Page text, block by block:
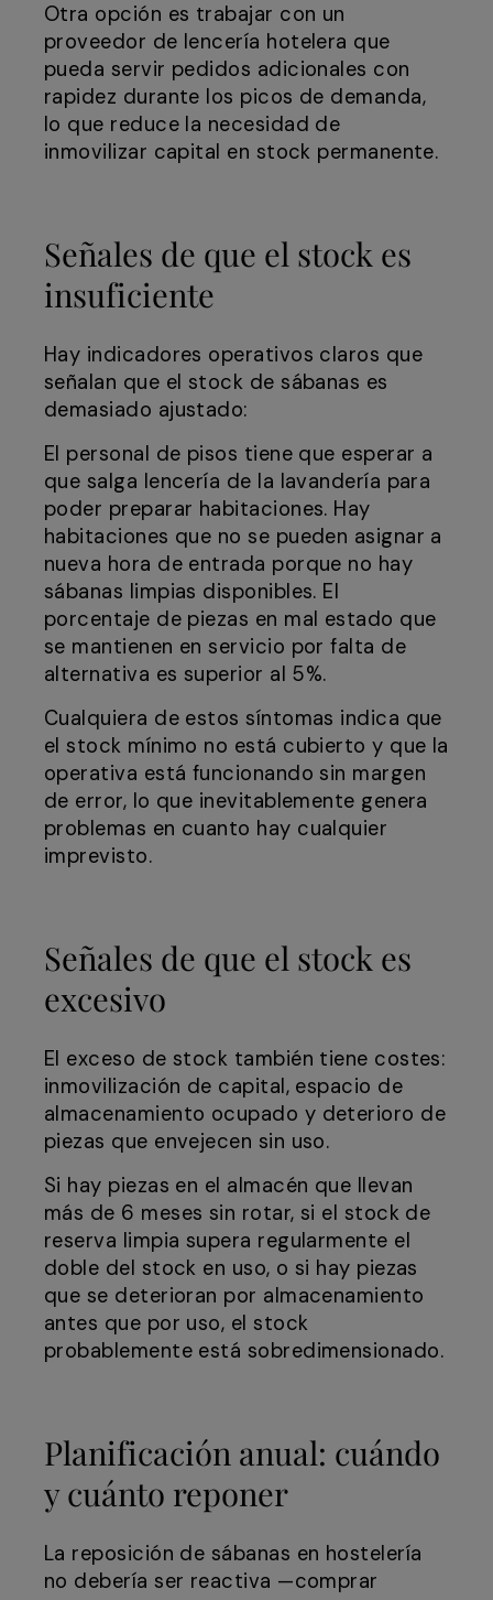
Otra opción es trabajar con un
proveedor de lencería hotelera que
pueda servir pedidos adicionales con
rapidez durante los picos de demanda,
lo que reduce la necesidad de
inmovilizar capital en stock permanente.
Señales de que el stock es
insuficiente
Hay indicadores operativos claros que
señalan que el stock de sábanas es
demasiado ajustado:
El personal de pisos tiene que esperar a
que salga lencería de la lavandería para
poder preparar habitaciones. Hay
habitaciones que no se pueden asignar a
nueva hora de entrada porque no hay
sábanas limpias disponibles. El
porcentaje de piezas en mal estado que
se mantienen en servicio por falta de
alternativa es superior al 5%.
Cualquiera de estos síntomas indica que
el stock mínimo no está cubierto y que la
operativa está funcionando sin margen
de error, lo que inevitablemente genera
problemas en cuanto hay cualquier
imprevisto.
Señales de que el stock es
excesivo
El exceso de stock también tiene costes:
inmovilización de capital, espacio de
almacenamiento ocupado y deterioro de
piezas que envejecen sin uso.
Si hay piezas en el almacén que llevan
más de 6 meses sin rotar, si el stock de
reserva limpia supera regularmente el
doble del stock en uso, o si hay piezas
que se deterioran por almacenamiento
antes que por uso, el stock
probablemente está sobredimensionado.
Planificación anual: cuándo
y cuánto reponer
La reposición de sábanas en hostelería
no debería ser reactiva —comprar